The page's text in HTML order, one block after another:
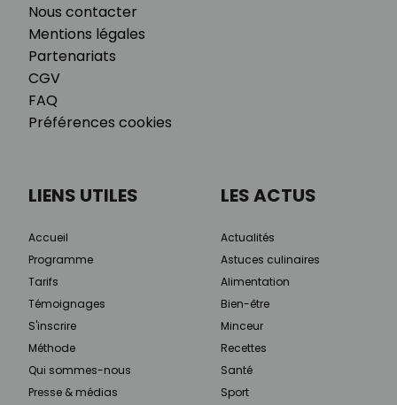
Nous contacter
Mentions légales
Partenariats
CGV
FAQ
Préférences cookies
LIENS UTILES
Accueil
Programme
Tarifs
Témoignages
S'inscrire
Méthode
Qui sommes-nous
Presse & médias
LES ACTUS
Actualités
Astuces culinaires
Alimentation
Bien-être
Minceur
Recettes
Santé
Sport